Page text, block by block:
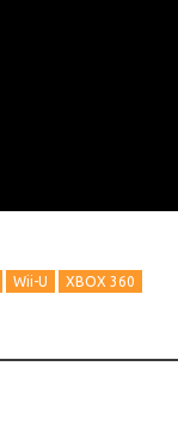
Wii-U XBOX 360